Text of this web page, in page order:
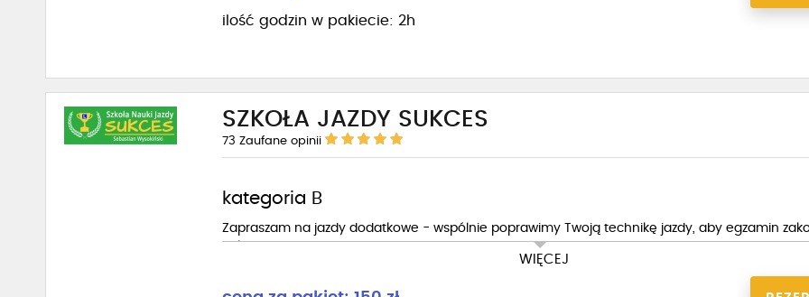
ilość godzin w pakiecie: 2h
SZKOŁA JAZDY SUKCES
73 Zaufane opinii
kategoria B
WIĘCEJ
Zapraszam na jazdy dodatkowe - wspólnie poprawimy Twoją technikę jazdy, aby egzamin